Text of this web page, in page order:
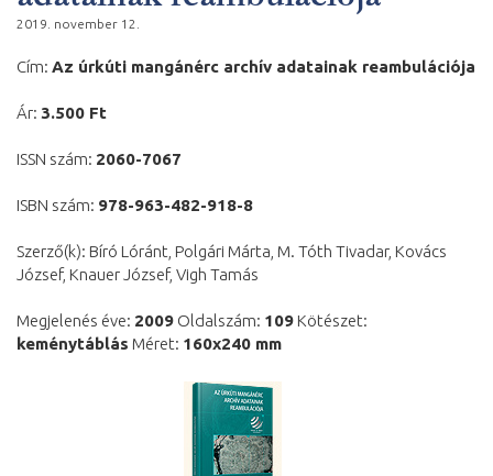
2019. november 12.
Cím: Az úrkúti mangánérc archív adatainak reambulációja
Ár: 3.500 Ft
ISSN szám: 2060-7067
ISBN szám: 978-963-482-918-8
Szerző(k): Bíró Lóránt, Polgári Márta, M. Tóth Tivadar, Kovács
József, Knauer József, Vigh Tamás
Megjelenés éve: 2009 Oldalszám: 109 Kötészet:
keménytáblás Méret: 160x240 mm